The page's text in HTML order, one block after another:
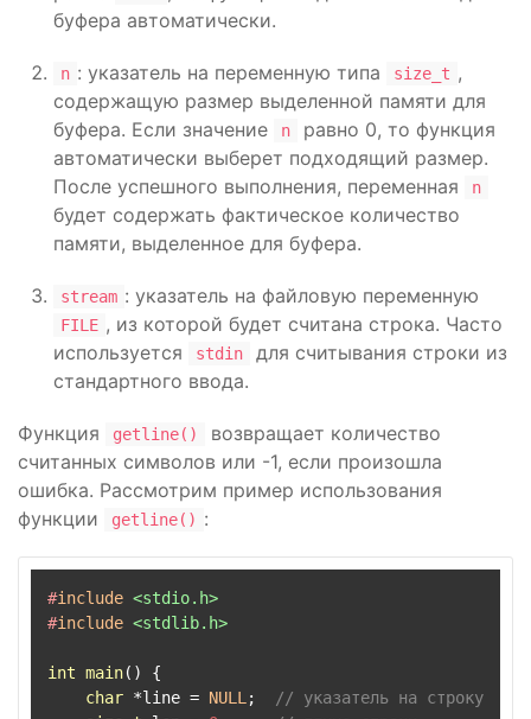
буфера автоматически.
n : указатель на переменную типа size_t ,
содержащую размер выделенной памяти для
буфера. Если значение
n
равно 0, то функция
автоматически выберет подходящий размер.
После успешного выполнения, переменная
n
будет содержать фактическое количество
памяти, выделенное для буфера.
stream : указатель на файловую переменную
FILE , из которой будет считана строка. Часто
используется
stdin
для считывания строки из
стандартного ввода.
Функция getline()
возвращает количество
считанных символов или -1, если произошла
ошибка. Рассмотрим пример использования
функции
getline() :
#include <stdio.h>
#include <stdlib.h>
int main()
{
char *line = NULL ;
// указатель на строку